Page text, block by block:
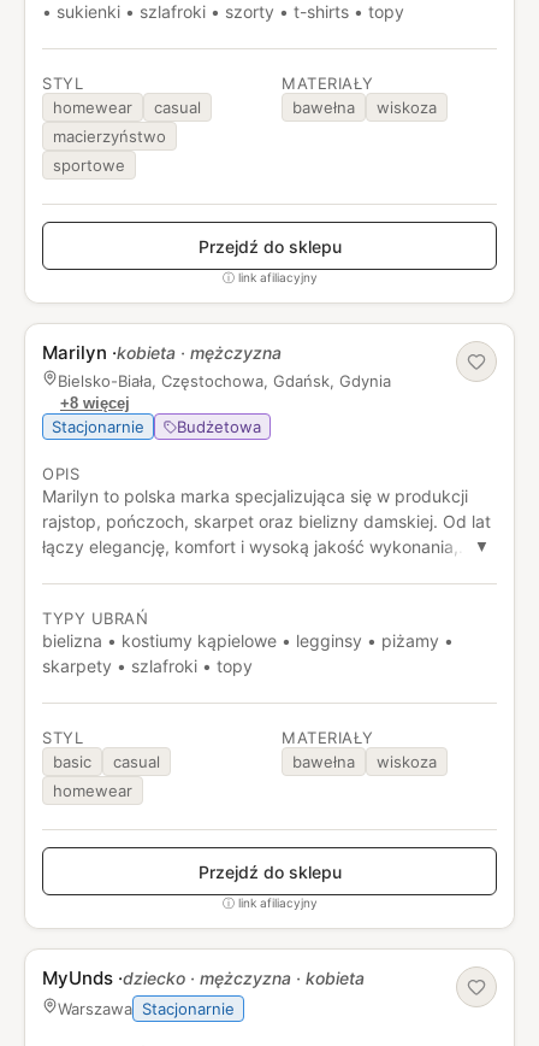
• sukienki • szlafroki • szorty • t-shirts • topy
STYL
homewear
casual
macierzyństwo
sportowe
MATERIAŁY
bawełna
wiskoza
Przejdź do sklepu
ⓘ link afiliacyjny
Marilyn ·kobieta · mężczyzna
Bielsko-Biała, Częstochowa, Gdańsk, Gdynia
+8 więcej
Stacjonarnie Budżetowa
OPIS
Marilyn to polska marka specjalizująca się w produkcji
rajstop, pończoch, skarpet oraz bielizny damskiej. Od lat
łączy elegancję, komfort i wysoką jakość wykonania,
modnych kolekcji oraz dbałości o detale, dzięki czemu
jest rozpoznawalna zarówno w Polsce, jak i na rynkach
zagranicznych.
▼
TYPY UBRAŃ
bielizna • kostiumy kąpielowe • legginsy • piżamy •
skarpety • szlafroki • topy
STYL
basic
casual
homewear
MATERIAŁY
bawełna
wiskoza
Przejdź do sklepu
ⓘ link afiliacyjny
MyUnds ·dziecko · mężczyzna · kobieta
Warszawa Stacjonarnie